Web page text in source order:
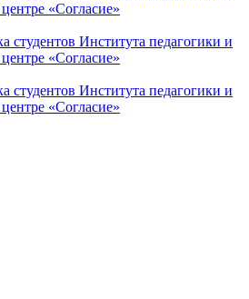
«Согласие»
студентов Института педагогики и
«Согласие»
студентов Института педагогики и
«Согласие»